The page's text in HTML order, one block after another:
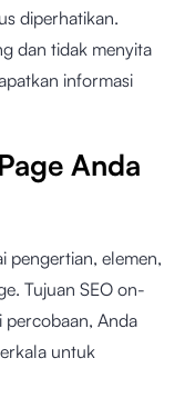
diperhatikan.
dan tidak menyita
informasi
Anda
pengertian, elemen,
Tujuan SEO on-
percobaan, Anda
untuk